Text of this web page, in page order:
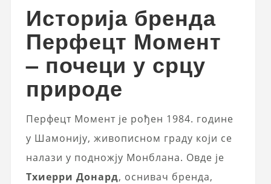
Историја бренда
Перфецт Момент
– почеци у срцу
природе
Перфецт Момент је рођен 1984. године
у Шамонију, живописном граду који се
налази у подножју Монблана. Овде је
Тхиерри Донард, оснивач бренда,